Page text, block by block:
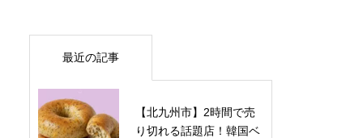
最近の記事
【北九州市】2時間で売
り切れる話題店！韓国ベ